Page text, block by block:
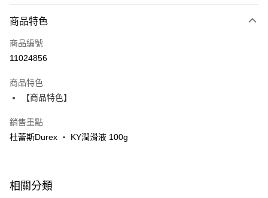
信用卡一次付款
超商取貨付款
Apple Pay
街口支付
悠遊付
運送方式
商品特色
商品編號
11024856
商品特色
【商品特色】
銷售重點
杜蕾斯Durex ‧ KY潤滑液 100g
相關分類